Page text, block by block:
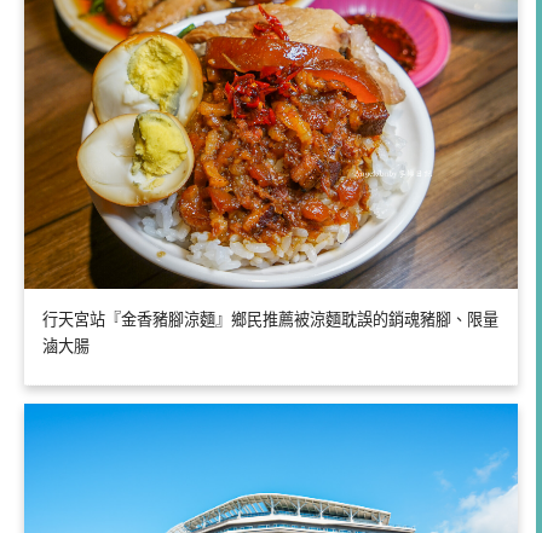
行天宮站『金香豬腳涼麵』鄉民推薦被涼麵耽誤的銷魂豬腳、限量
滷大腸